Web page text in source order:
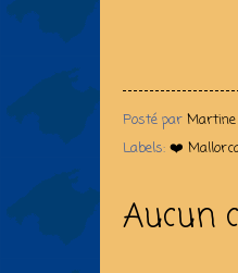
Posté par Martine
Labels: ❤️
Aucun